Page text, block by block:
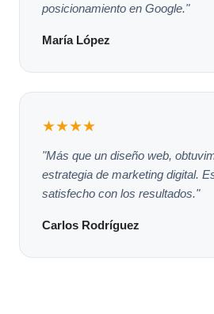
posicionamiento en Google."
María López
★★★★
"Más que un diseño web,
estrategia de marketing digital.
satisfecho con los resultados."
Carlos Rodríguez